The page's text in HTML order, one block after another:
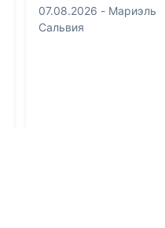
07.08.2026 - Мариэль
Сальвия